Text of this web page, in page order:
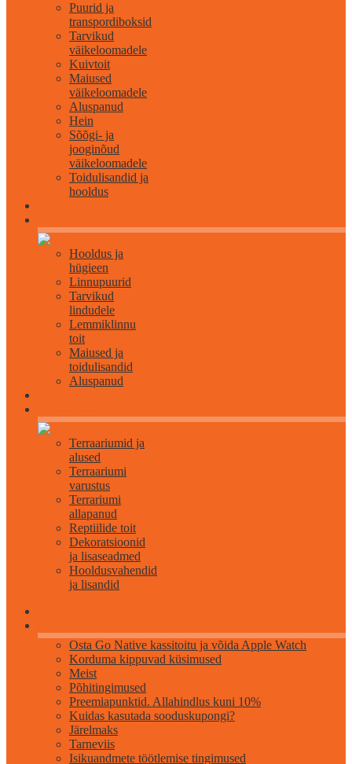
Puurid ja
transpordiboksid
Tarvikud
väikeloomadele
Kuivtoit
Maiused
väikeloomadele
Aluspanud
Hein
Sõõgi- ja
jooginõud
väikeloomadele
Toidulisandid ja
hooldus
Hooldus ja
hügieen
Linnupuurid
Tarvikud
lindudele
Lemmiklinnu
toit
Maiused ja
toidulisandid
Aluspanud
Terraariumid ja
alused
Terraariumi
varustus
Terrariumi
allapanud
Reptiilide toit
Dekoratsioonid
ja lisaseadmed
Hooldusvahendid
ja lisandid
Osta Go Native kassitoitu ja võida Apple Watch
Korduma kippuvad küsimused
Meist
Põhitingimused
Preemiapunktid. Allahindlus kuni 10%
Kuidas kasutada sooduskupongi?
Järelmaks
Tarneviis
Isikuandmete töötlemise tingimused